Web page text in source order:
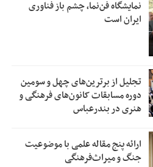
نمایشگاه فن‌نما، چشم باز فناوری
ایران است
تجلیل از بر‌ترین‌های چهل و سومین
دوره مسابقات کانون‌های فرهنگی و
هنری در بندرعباس
ارائه پنج مقاله علمی با موضوعیت
جنگ و میراث‌فرهنگی